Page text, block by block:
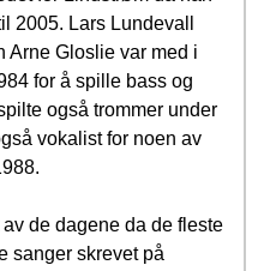
2005. Lars Lundevall
Arne Gloslie var med i
for å spille bass og
også trommer under
vokalist for noen av
de dagene da de fleste
sanger skrevet på